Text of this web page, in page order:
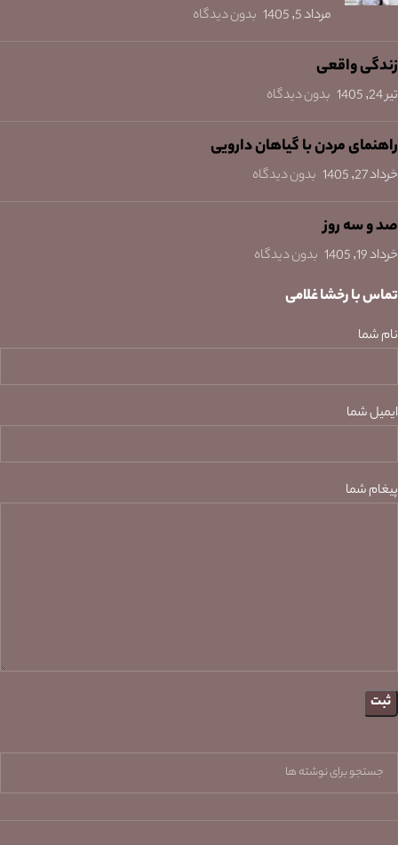
مرداد 5, 1405 بدون دیدگاه
زندگی واقعی
تیر 24, 1405 بدون دیدگاه
راهنمای مردن با گیاهان دارویی
خرداد 27, 1405 بدون دیدگاه
صد و سه روز
خرداد 19, 1405 بدون دیدگاه
تماس با رخشا غلامی
نام شما
ایمیل شما
پیغام شما